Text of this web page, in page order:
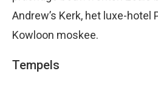
Andrew’s Kerk, het luxe-hotel
Kowloon moskee.
Tempels